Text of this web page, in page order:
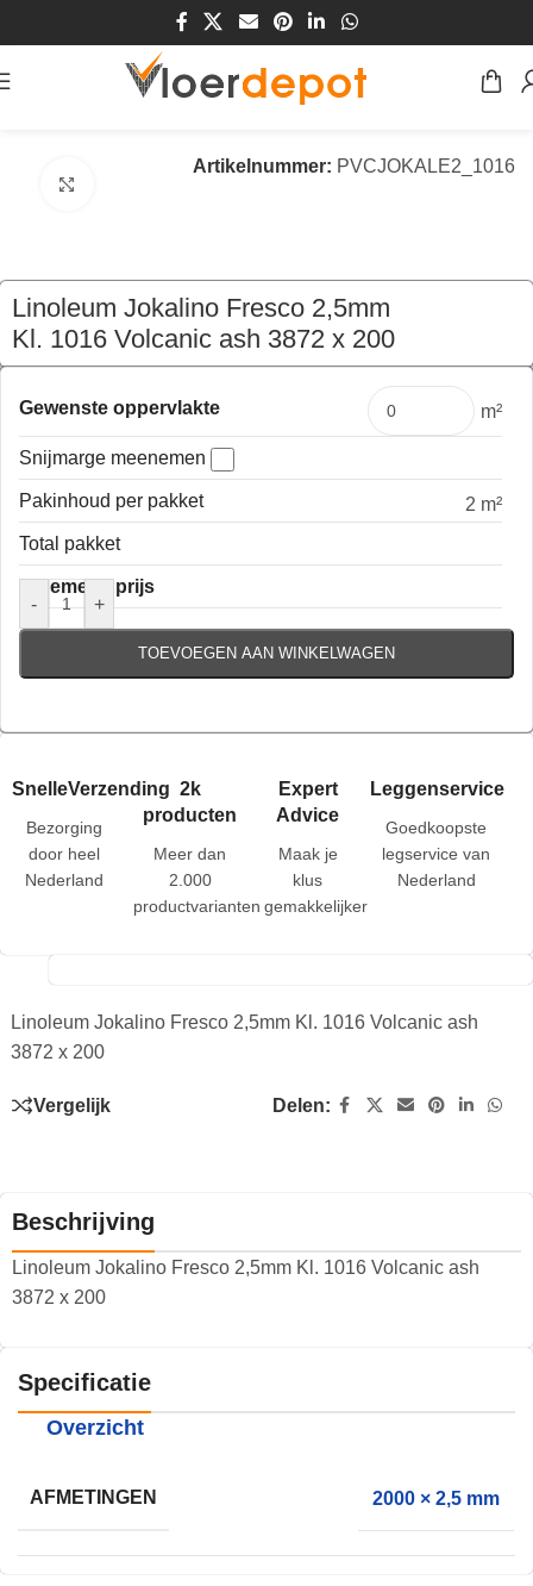
/Vloeren/Vinyl/Linoleum
Artikelnummer: PVCJOKALE2_1016
Linoleum Jokalino Fresco 2,5mm
Kl. 1016 Volcanic ash 3872 x 200
€79,00 per mtr
Gewenste oppervlakte m²
Snijmarge meenemen
Pakinhoud per pakket
2 m²
Total pakket
Algemene prijs
-
+
TOEVOEGEN AAN WINKELWAGEN
SnelleVerzending
Bezorging
door heel
Nederland
2k
producten
Meer dan
2.000
productvarianten
Expert
Advice
Maak je
klus
gemakkelijker
Leggenservice
Goedkoopste
legservice van
Nederland
Linoleum Jokalino Fresco 2,5mm Kl. 1016 Volcanic ash
3872 x 200
Vergelijk Delen:
Beschrijving
Linoleum Jokalino Fresco 2,5mm Kl. 1016 Volcanic ash
3872 x 200
Specificatie
Overzicht
AFMETINGEN 2000 × 2,5 mm